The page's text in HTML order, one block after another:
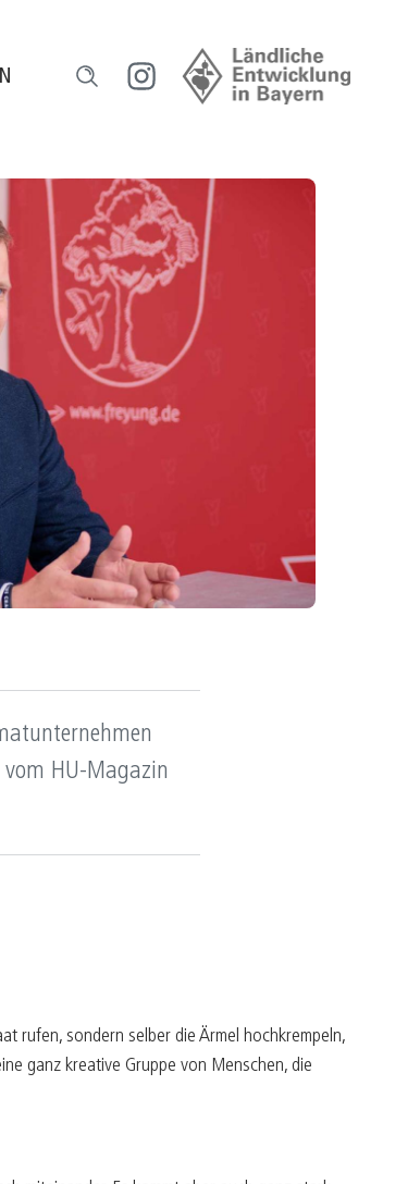
HU-Magazin
rufen, sondern selber die Ärmel hochkrempeln,
ganz kreative Gruppe von Menschen, die